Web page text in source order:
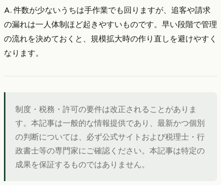
A. 件数が少ないうちは手作業でも回りますが、追客や請求
の漏れは一人体制ほど起きやすいものです。早い段階で管理
の流れを決めておくと、規模拡大時の作り直しを避けやすく
なります。
制度・税務・許可の要件は改正されることがありま
す。本記事は一般的な情報提供であり、最新かつ個別
の判断については、必ず公式サイトおよび税理士・行
政書士等の専門家にご確認ください。本記事は特定の
成果を保証するものではありません。